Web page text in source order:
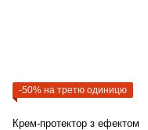
-50% на третю одиницю
Крем-протектор з ефектом